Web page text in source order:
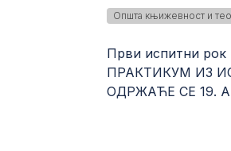
Општа књижевност и
Први испитни рок
ПРАКТИКУМ ИЗ
ОДРЖАЋЕ СЕ 19.